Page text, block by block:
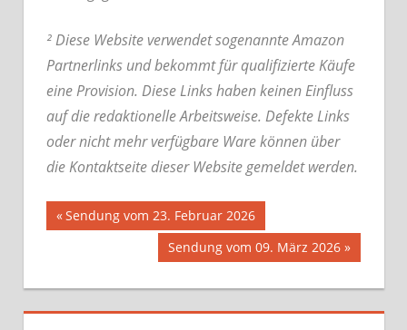
² Diese Website verwendet sogenannte Amazon
Partnerlinks und bekommt für qualifizierte Käufe
eine Provision. Diese Links haben keinen Einfluss
auf die redaktionelle Arbeitsweise. Defekte Links
oder nicht mehr verfügbare Ware können über
die Kontaktseite dieser Website gemeldet werden.
Beitrags-
Navigation
Vorheriger
Beitrag:
Sendung vom 23. Februar 2026
Nächster
Sendung vom 09. März 2026